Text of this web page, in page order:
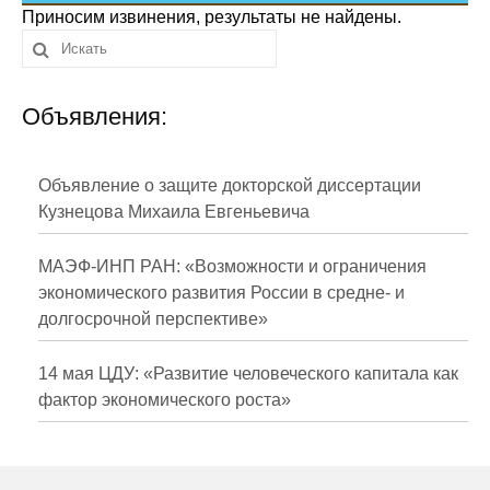
Сотрудники
Отчетность
Противодействие коррупции
Публикации
Научная жизнь
Издания
Проблемы прогнозирования
О журнале
Приносим извинения, результаты не найдены.
Объявления:
Объявление о защите докторской диссертации
Кузнецова Михаила Евгеньевича
МАЭФ-ИНП РАН: «Возможности и ограничения
экономического развития России в средне- и
долгосрочной перспективе»
14 мая ЦДУ: «Развитие человеческого капитала как
фактор экономического роста»